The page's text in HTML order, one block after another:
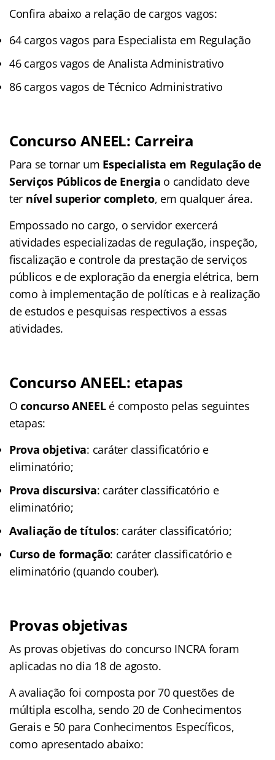
Confira abaixo a relação de cargos vagos:
64 cargos vagos para Especialista em Regulação
46 cargos vagos de Analista Administrativo
86 cargos vagos de Técnico Administrativo
Concurso ANEEL: Carreira
Para se tornar um Especialista em Regulação de
Serviços Públicos de Energia o candidato deve
ter nível superior completo, em qualquer área.
Empossado no cargo, o servidor exercerá
atividades especializadas de regulação, inspeção,
fiscalização e controle da prestação de serviços
públicos e de exploração da energia elétrica, bem
como à implementação de políticas e à realização
de estudos e pesquisas respectivos a essas
atividades.
Concurso ANEEL: etapas
Oconcurso ANEELé composto pelas seguintes
etapas:
Prova objetiva: caráter classificatório e
eliminatório;
Prova discursiva: caráter classificatório e
eliminatório;
Avaliação de títulos: caráter classificatório;
Curso de formação: caráter classificatório e
eliminatório (quando couber).
Provas objetivas
As provas objetivas do concurso INCRA foram
aplicadas no dia 18 de agosto.
A avaliação foi composta por 70 questões de
múltipla escolha, sendo 20 de Conhecimentos
Gerais e 50 para Conhecimentos Específicos,
como apresentado abaixo: